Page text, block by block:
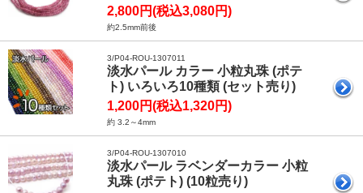
2,800円(税込3,080円)
約2.5mm前後
3/P04-ROU-1307011
淡水パール カラー 小粒丸珠 (ポテ
ト) いろいろ10種類 (セット売り)
1,200円(税込1,320円)
約 3.2～4mm
3/P04-ROU-1307010
淡水パール ラベンダーカラー 小粒
丸珠 (ポテト) (10粒売り)